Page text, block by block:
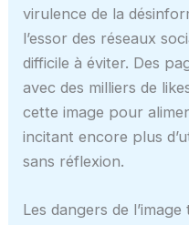
virulence de la
l’essor des réseaux
difficile à éviter. Des
avec des milliers de
cette image pour
incitant encore plus
sans réflexion.
Les dangers de